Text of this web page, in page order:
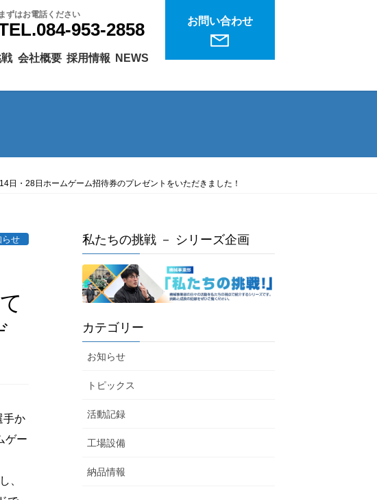
まずはお電話ください
953-2858
会社概要
お問い合わせ
採用情報 NEWS
・28日ホームゲーム招待券のプレゼントをいただきました！
らせ
手か
ゲー
、
私たちの挑戦 － シリーズ企画
カテゴリー
お知らせ
トピックス
活動記録
工場設備
納品情報